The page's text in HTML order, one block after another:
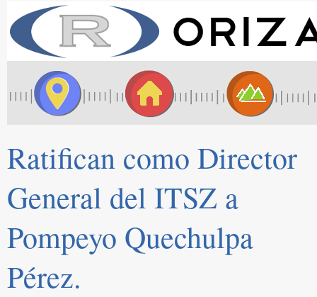
Ratifican como Director
General del ITSZ a
Pompeyo Quechulpa
Pérez.